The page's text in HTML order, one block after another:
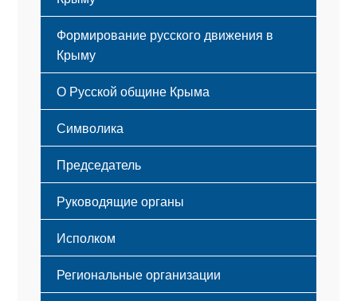
Формирование русского движения в
Крыму
Русский Крым
О Русской общине Крыма
Этапы становления
Принципы деятельности
Структура
Мероприятия
Символика
Флаг
Герб
Гимн
Председатель
Руководящие органы
Исполком
Региональные организации